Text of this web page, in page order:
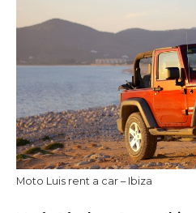
Moto Luis rent a car – Ibiza